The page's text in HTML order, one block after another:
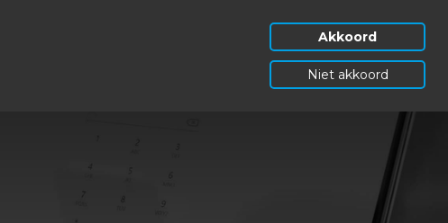
Akkoord
Niet akkoord